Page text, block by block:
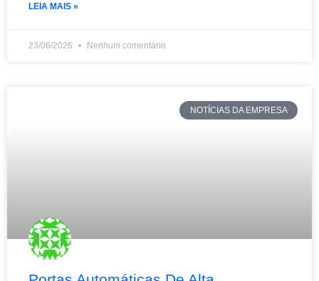
LEIA MAIS »
23/06/2026 Nenhum comentário
NOTÍCIAS DA EMPRESA